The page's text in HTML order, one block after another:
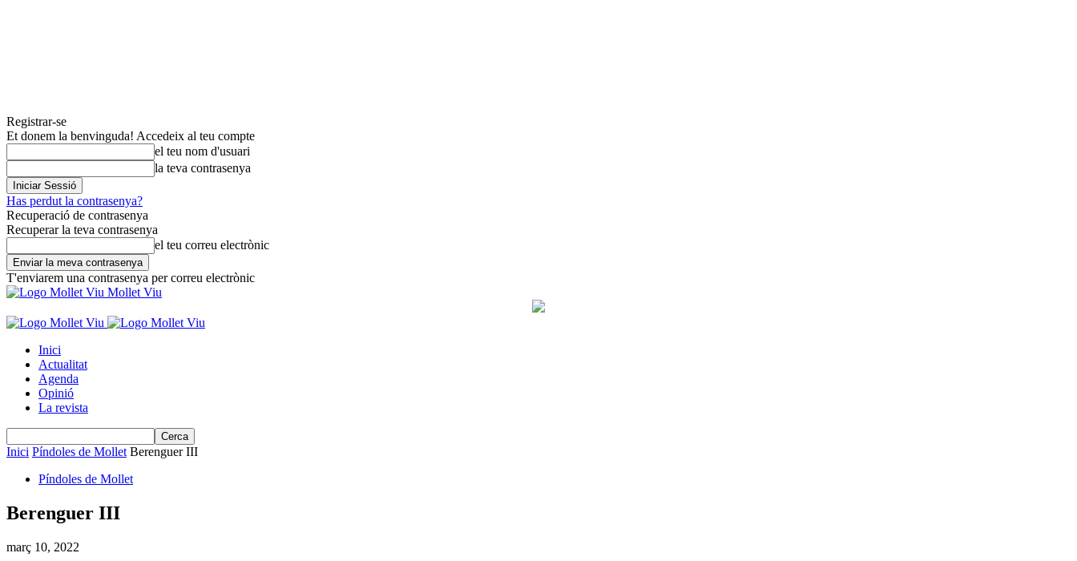
Registrar-se
Et donem la benvinguda! Accedeix al teu compte
el teu nom d'usuari
la teva contrasenya
Has perdut la contrasenya?
Recuperació de contrasenya
Recuperar la teva contrasenya
el teu correu electrònic
T'enviarem una contrasenya per correu electrònic
Mollet Viu
Inici
Actualitat
Agenda
Opinió
La revista
Inici Píndoles de Mollet Berenguer III
Píndoles de Mollet
Berenguer III
març 10, 2022